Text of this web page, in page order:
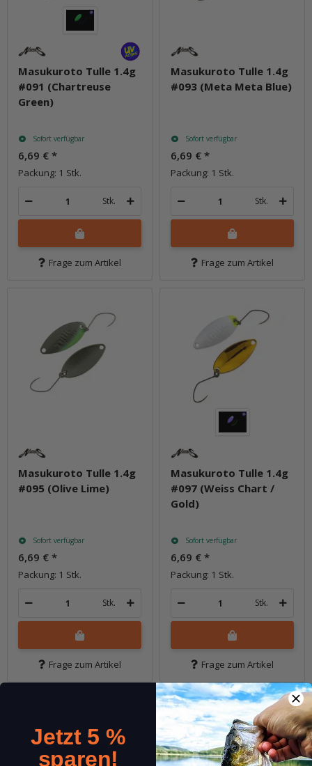
Masukuroto Tulle 1.4g
#091 (Chartreuse
Green)
Sofort verfügbar
6,69 € *
Packung: 1 Stk.
Stk.
Frage zum Artikel
Masukuroto Tulle 1.4g
#093 (Meta Meta Blue)
Sofort verfügbar
6,69 € *
Packung: 1 Stk.
Stk.
Frage zum Artikel
Masukuroto Tulle 1.4g
#095 (Olive Lime)
Sofort verfügbar
6,69 € *
Packung: 1 Stk.
Stk.
Frage zum Artikel
Masukuroto Tulle 1.4g
#097 (Weiss Chart /
Gold)
Sofort verfügbar
6,69 € *
Packung: 1 Stk.
Stk.
Frage zum Artikel
Jetzt 5 %
sparen!